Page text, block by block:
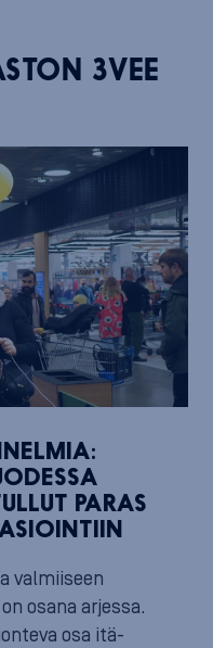
3VEE
PARAS
valmiiseen
osana arjessa.
osa itä-